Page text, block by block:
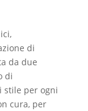
di
da due
di
stile per ogni
cura, per